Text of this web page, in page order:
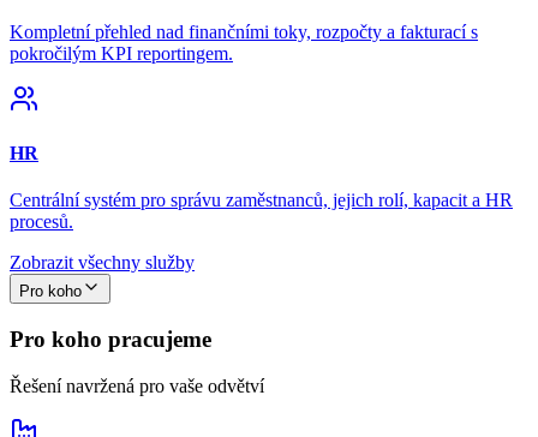
Kompletní přehled nad finančními toky, rozpočty a fakturací s
pokročilým KPI reportingem.
HR
Centrální systém pro správu zaměstnanců, jejich rolí, kapacit a HR
procesů.
Zobrazit všechny služby
Pro koho
Pro koho pracujeme
Řešení navržená pro vaše odvětví